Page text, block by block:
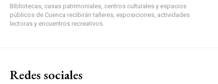
Bibliotecas, casas patrimoniales, centros culturales y espacios
públicos de Cuenca recibirán talleres, exposiciones, actividades
lectoras y encuentros recreativos.
Redes sociales